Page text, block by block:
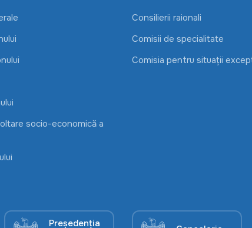
socio-economică a
Consilierii raionali
Comisii de specialitate
Comisia pentru situații
Președenția